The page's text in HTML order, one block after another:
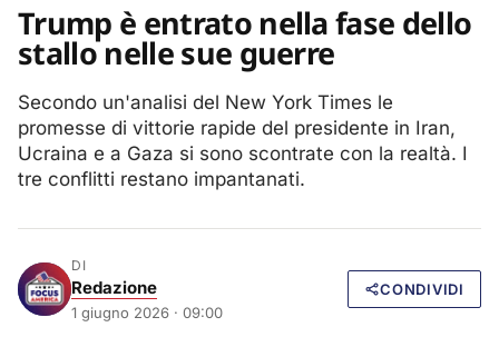
Trump è entrato nella fase dello
stallo nelle sue guerre
Secondo un'analisi del New York Times le
promesse di vittorie rapide del presidente in Iran,
Ucraina e a Gaza si sono scontrate con la realtà. I
tre conflitti restano impantanati.
DI
Redazione
1 giugno 2026 · 09:00
CONDIVIDI